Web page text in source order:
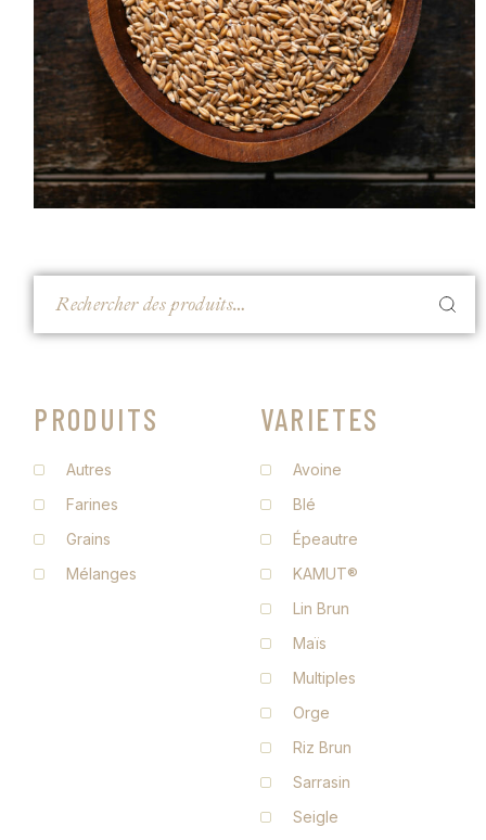
PRODUITS
Autres
Farines
Grains
Mélanges
VARIETES
Avoine
Blé
Épeautre
KAMUT®
Lin Brun
Maïs
Multiples
Orge
Riz Brun
Sarrasin
Seigle